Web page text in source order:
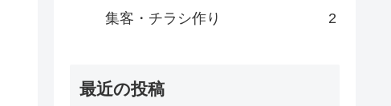
集客・チラシ作り 2
最近の投稿